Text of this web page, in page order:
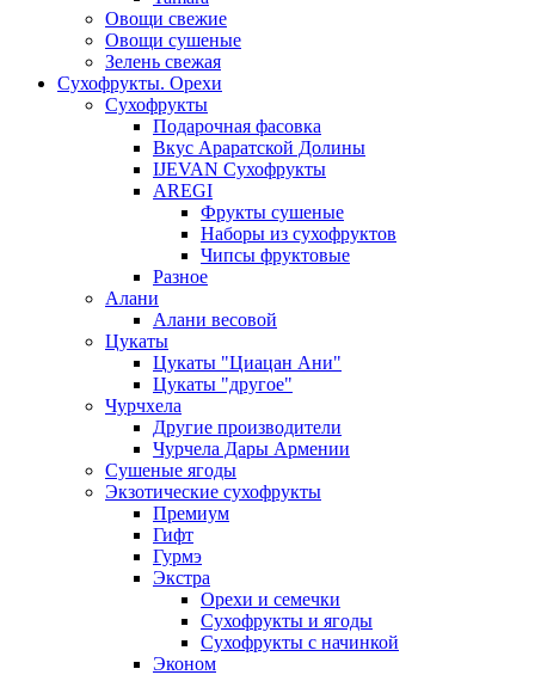
Овощи свежие
Овощи сушеные
Зелень свежая
Сухофрукты. Орехи
Сухофрукты
Подарочная фасовка
Вкус Араратской Долины
IJEVAN Сухофрукты
AREGI
Фрукты сушеные
Наборы из сухофруктов
Чипсы фруктовые
Разное
Алани
Алани весовой
Цукаты
Цукаты "Циацан Ани"
Цукаты "другое"
Чурчхела
Другие производители
Чурчела Дары Армении
Сушеные ягоды
Экзотические сухофрукты
Премиум
Гифт
Гурмэ
Экстра
Орехи и семечки
Сухофрукты и ягоды
Сухофрукты с начинкой
Эконом